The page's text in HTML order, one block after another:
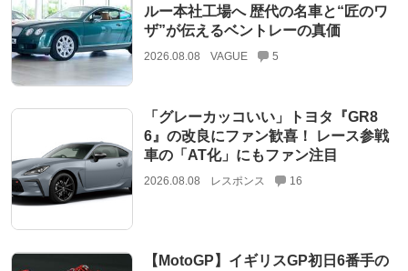
ルー本社工場へ 歴代の名車と“匠のワ
ザ”が伝えるベントレーの真価
2026.08.08 VAGUE 5
「グレーカッコいい」トヨタ『GR8
6』の改良にファン歓喜！ レース参戦
車の「AT化」にもファン注目
2026.08.08 レスポンス 16
【MotoGP】イギリスGP初日6番手の